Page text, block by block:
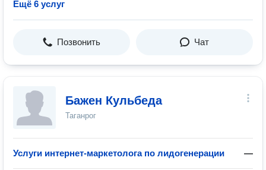
Ещё 6 услуг
Позвонить Чат
Бажен Кульбеда
Таганрог
Услуги интернет-маркетолога по лидогенерации —